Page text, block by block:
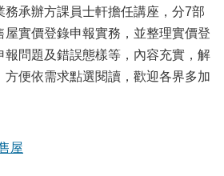
務承辦方課員士軒擔任講座，分7部
屋實價登錄申報實務，並整理實價登
報問題及錯誤態樣等，內容充實，解
方便依需求點選閱讀，歡迎各界多加
屋